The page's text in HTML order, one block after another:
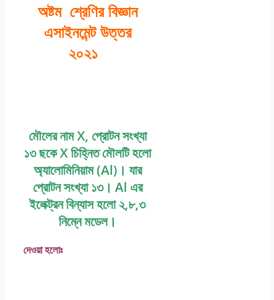
অষ্টম শ্রেণির বিজ্ঞান
এসাইনমেন্ট উত্তর
২০২১
মৌলের নাম X, প্রােটন সংখ্যা
১৩ ছকে X চিহ্নিত মৌলটি হলাে
অ্যালােমিনিয়াম (Al)। যার
প্রােটন সংখ্যা ১৩। Al এর
ইলেক্ট্রন বিন্যাস হলাে ২,৮,৩
নিম্নে মডেল।
দেওয়া হলােঃ